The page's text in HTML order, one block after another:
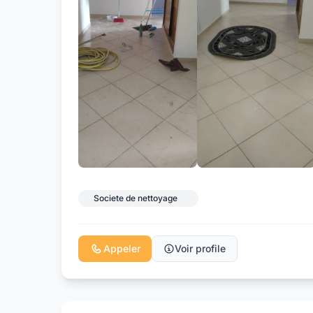
Societe de nettoyage
Appeler Voir profile